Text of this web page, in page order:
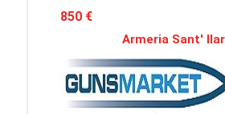
850 €
Armeria Sant'